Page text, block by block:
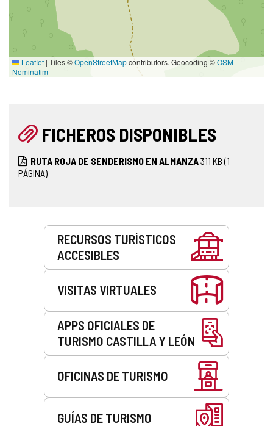
Leaflet | Tiles ©OpenStreetMapcontributors. Geocoding ©OSM
Nominatim
FICHEROS DISPONIBLES
RUTA ROJA DE SENDERISMO EN ALMANZA311 KB(1
PÁGINA)
RECURSOS TURÍSTICOS
ACCESIBLES
VISITAS VIRTUALES
APPS OFICIALES DE
TURISMO CASTILLA Y LEÓN
OFICINAS DE TURISMO
GUÍAS DE TURISMO